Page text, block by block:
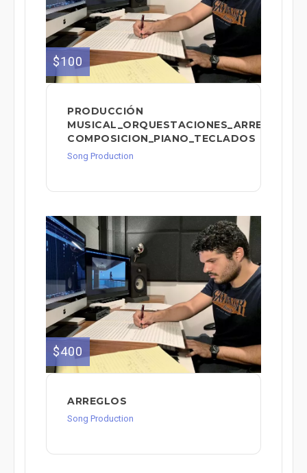
$100
PRODUCCIÓN
MUSICAL_ORQUESTACIONES_ARREGLOS_
COMPOSICION_PIANO_TECLADOS
Song Production
$400
ARREGLOS
Song Production